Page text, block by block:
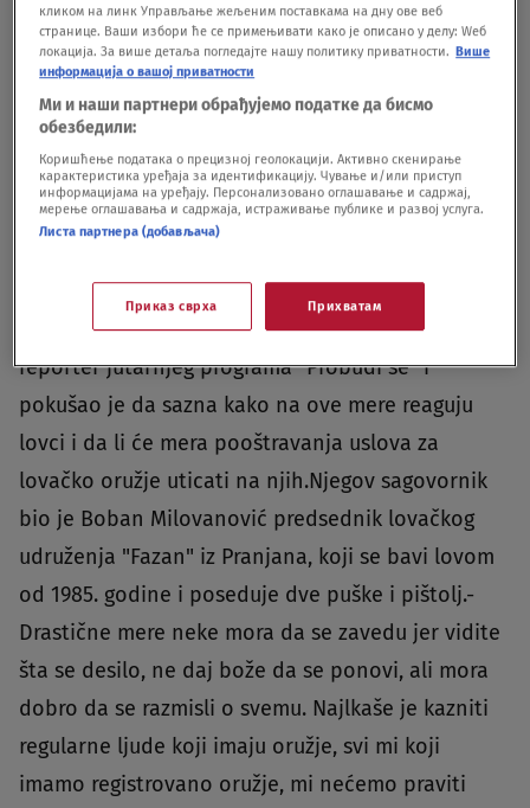
Ovom temom se danas bavio Nebojša Jovanović,
reporter jutarnjeg programa "Probudi se" i
pokušao je da sazna kako na ove mere reaguju
lovci i da li će mera pooštravanja uslova za
lovačko oružje uticati na njih.Njegov sagovornik
bio je Boban Milovanović predsednik lovačkog
udruženja "Fazan" iz Pranjana, koji se bavi lovom
od 1985. godine i poseduje dve puške i pištolj.-
Drastične mere neke mora da se zavedu jer vidite
šta se desilo, ne daj bože da se ponovi, ali mora
dobro da se razmisli o svemu. Najlkaše je kazniti
regularne ljude koji imaju oružje, svi mi koji
imamo registrovano oružje, mi nećemo praviti
кликом на линк Управљање жељеним поставкама на дну ове веб
странице. Ваши избори ће се примењивати како је описано у делу: Wеб
локација. За више детаља погледајте нашу политику приватности. Више
информација о вашој приватности
Ми и наши партнери обрађујемо податке да бисмо
обезбедили:
Коришћење података о прецизној геолокацији. Активно скенирање
карактеристика уређаја за идентификацију. Чување и/или приступ
информацијама на уређају. Персонализовано оглашавање и садржај,
мерење оглашавања и садржаја, истраживање публике и развој услуга.
Листа партнера (добављача)
Приказ сврха Прихватам